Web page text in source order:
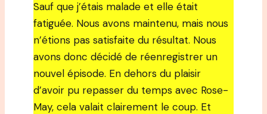
Sauf que j’étais malade et elle était
fatiguée. Nous avons maintenu, mais nous
n’étions pas satisfaite du résultat. Nous
avons donc décidé de réenregistrer un
nouvel épisode. En dehors du plaisir
d’avoir pu repasser du temps avec Rose-
May, cela valait clairement le coup. Et